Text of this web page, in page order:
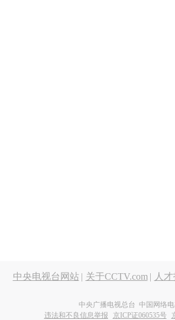
中央电视台网站 | 关于CCTV.com | 人
中央广播电视总台 中国网络
违法和不良信息举报
京ICP证060535号